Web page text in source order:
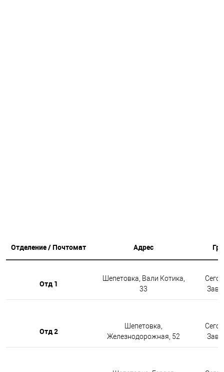
Отделение / Почтомат Адрес
Отд 1
Шепетовка, Вали Котика,
33
Отд 2
Шепетовка,
Железнодорожная, 52